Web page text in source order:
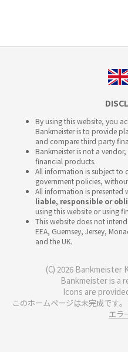
By using this website, you
Bankmeister is to provide
and compare third party
Bankmeister is not a
financial products.
All information is subject to
government policies,
All information is presented
liable, responsible or
using this website or using
This website does not
EEA, Guernsey, Jersey,
and the UK.
(C) 2026 Bankmeister
Bankmeister is a
Icons are
このホームページは未完成です
エラ